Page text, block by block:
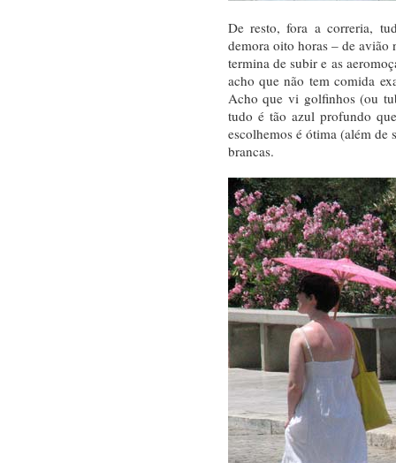
De resto, fora a correria,
demora oito horas – de avião
termina de subir e as
acho que não tem comida
Acho que vi golfinhos (ou
tudo é tão azul profundo
escolhemos é ótima (além de
brancas.